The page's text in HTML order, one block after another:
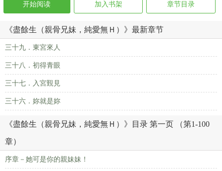
开始阅读 加入书架 章节目录
《盡餘生（親骨兄妹，純愛無Ｈ）》最新章节
三十九．東宮來人
三十八．初得青眼
三十七．入宮覲見
三十六．妳就是妳
《盡餘生（親骨兄妹，純愛無Ｈ）》目录 第一页 （第1-100
章）
序章－她可是你的親妹妹！